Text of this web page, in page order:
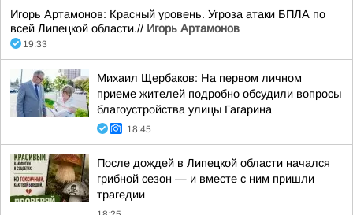
Игорь Артамонов: Красный уровень. Угроза атаки БПЛА по
всей Липецкой области.// Игорь Артамонов
19:33
Михаил Щербаков: На первом личном
приеме жителей подробно обсудили вопросы
благоустройства улицы Гагарина
18:45
После дождей в Липецкой области начался
грибной сезон — и вместе с ним пришли
трагедии